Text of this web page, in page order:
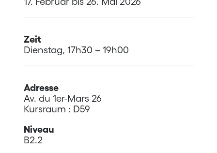
Zeit
Dienstag, 17h30 – 19h00
Adresse
Av. du 1er-Mars 26
Kursraum : D59
Niveau
B2.2